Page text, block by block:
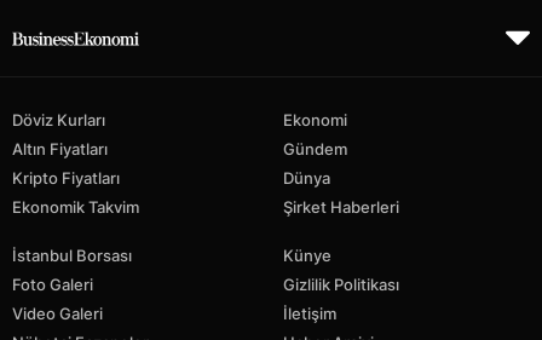
Döviz Kurları
Altın Fiyatları
Kripto Fiyatları
Ekonomik Takvim
Ekonomi
Gündem
Dünya
Şirket Haberleri
İstanbul Borsası
Foto Galeri
Video Galeri
Künye
Gizlilik Politikası
İletişim